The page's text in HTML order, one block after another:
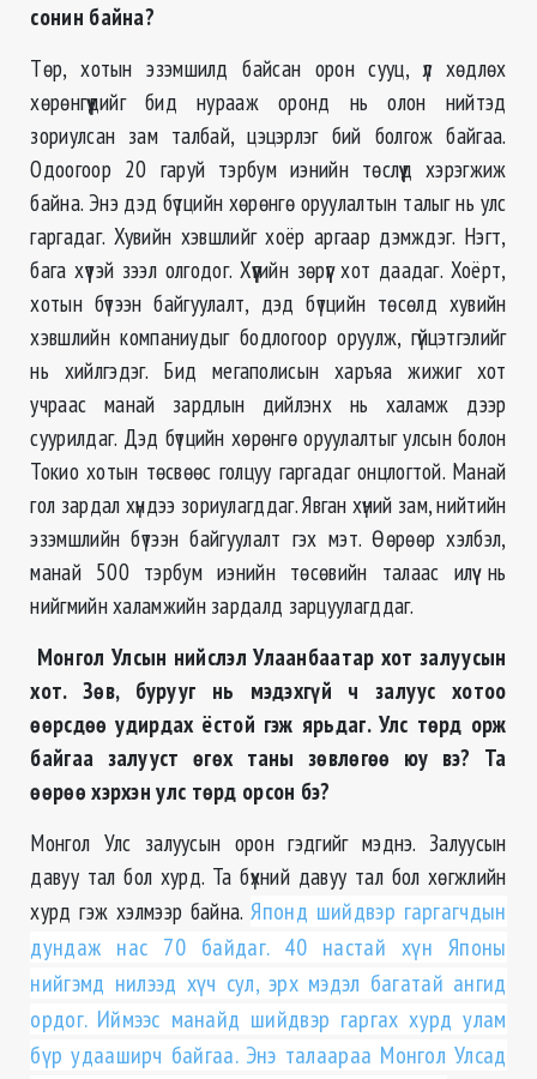
сонин байна?
Төр, хотын эзэмшилд байсан орон сууц, үл хөдлөх
хөрөнгүүдийг бид нурааж оронд нь олон нийтэд
зориулсан зам талбай, цэцэрлэг бий болгож байгаа.
Одоогоор 20 гаруй тэрбум иэнийн төслүүд хэрэгжиж
байна. Энэ дэд бүтцийн хөрөнгө оруулалтын талыг нь улс
гаргадаг. Хувийн хэвшлийг хоёр аргаар дэмждэг. Нэгт,
бага хүүтэй зээл олгодог. Хүүгийн зөрүүг хот даадаг. Хоёрт,
хотын бүтээн байгуулалт, дэд бүтцийн төсөлд хувийн
хэвшлийн компаниудыг бодлогоор оруулж, гүйцэтгэлийг
нь хийлгэдэг. Бид мегаполисын харъяа жижиг хот
учраас манай зардлын дийлэнх нь халамж дээр
суурилдаг. Дэд бүтцийн хөрөнгө оруулалтыг улсын болон
Токио хотын төсвөөс голцуу гаргадаг онцлогтой. Манай
гол зардал хүндээ зориулагддаг. Явган хүний зам, нийтийн
эзэмшлийн бүтээн байгуулалт гэх мэт. Өөрөөр хэлбэл,
манай 500 тэрбум иэнийн төсөвийн талаас илүү нь
нийгмийн халамжийн зардалд зарцуулагддаг.
Монгол Улсын нийслэл Улаанбаатар хот залуусын
хот. Зөв, бурууг нь мэдэхгүй ч залуус хотоо
өөрсдөө удирдах ёстой гэж ярьдаг. Улс төрд орж
байгаа залууст өгөх таны зөвлөгөө юу вэ? Та
өөрөө хэрхэн улс төрд орсон бэ?
Монгол Улс залуусын орон гэдгийг мэднэ. Залуусын
давуу тал бол хурд. Та бүхний давуу тал бол хөгжлийн
хурд гэж хэлмээр байна.Японд шийдвэр гаргагчдын
дундаж нас 70 байдаг. 40 настай хүн Японы
нийгэмд нилээд хүч сул, эрх мэдэл багатай ангид
ордог. Иймээс манайд шийдвэр гаргах хурд улам
бүр удааширч байгаа. Энэ талаараа Монгол Улсад